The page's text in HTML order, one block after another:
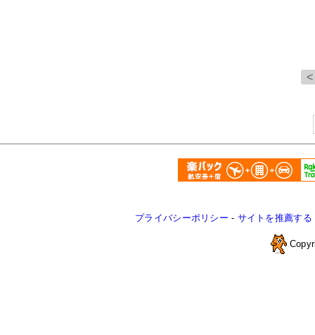
プライバシーポリシー - サイトを推薦する